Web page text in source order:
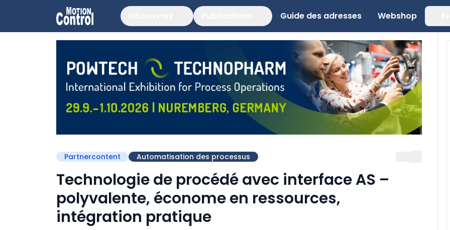
Guide des adresses Webshop
Partnercontent Automatisation des processus
Technologie de procédé avec interface AS –
polyvalente, économe en ressources,
intégration pratique